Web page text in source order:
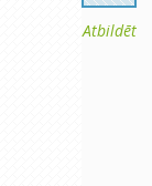
Atbildēt